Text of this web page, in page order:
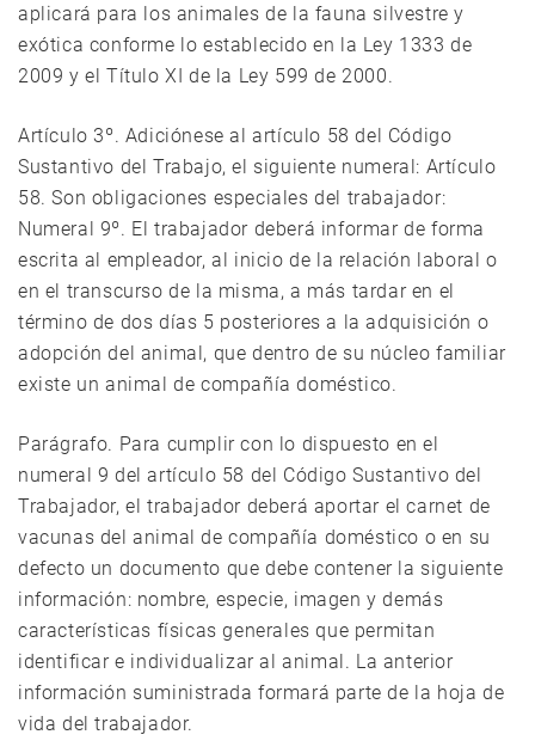
aplicará para los animales de la fauna silvestre y
exótica conforme lo establecido en la Ley 1333 de
2009 y el Título XI de la Ley 599 de 2000.
Artículo 3º. Adiciónese al artículo 58 del Código
Sustantivo del Trabajo, el siguiente numeral: Artículo
58. Son obligaciones especiales del trabajador:
Numeral 9º. El trabajador deberá informar de forma
escrita al empleador, al inicio de la relación laboral o
en el transcurso de la misma, a más tardar en el
término de dos días 5 posteriores a la adquisición o
adopción del animal, que dentro de su núcleo familiar
existe un animal de compañía doméstico.
Parágrafo. Para cumplir con lo dispuesto en el
numeral 9 del artículo 58 del Código Sustantivo del
Trabajador, el trabajador deberá aportar el carnet de
vacunas del animal de compañía doméstico o en su
defecto un documento que debe contener la siguiente
información: nombre, especie, imagen y demás
características físicas generales que permitan
identificar e individualizar al animal. La anterior
información suministrada formará parte de la hoja de
vida del trabajador.